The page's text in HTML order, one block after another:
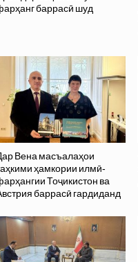
баррасӣ шуд
Вена масъалаҳои
ҳамкории илмӣ-
Тоҷикистон ва
баррасӣ гардиданд